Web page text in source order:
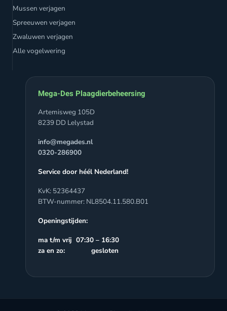
Mussen verjagen
Spreeuwen verjagen
Zwaluwen verjagen
Alle vogelwering
Mega-Des Plaagdierbeheersing
Artemisweg 105D
8239 DD Lelystad
info@megades.nl
0320-286900
Service door héél Nederland!
KvK: 52364437
BTW-nummer: NL8504.11.580.B01
Openingstijden:
ma t/m vrij 07:30 – 16:30
za en zo: gesloten